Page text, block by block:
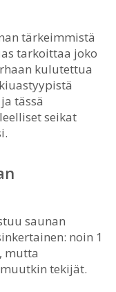
tärkeimmistä
tarkoittaa joko
kulutettua
tässä
seikat
saunan
noin 1
mutta
tekijät.